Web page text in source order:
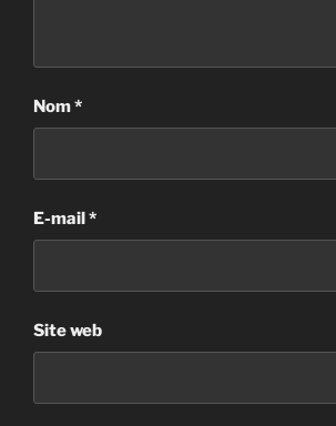
Nom*
E-mail*
Site web